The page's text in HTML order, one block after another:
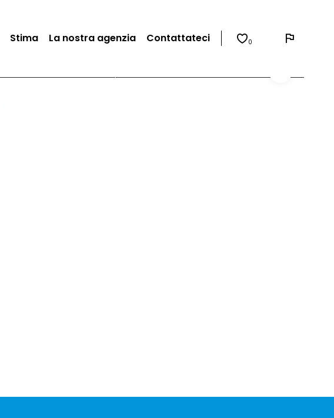
Stima La nostra agenzia Contattateci 0